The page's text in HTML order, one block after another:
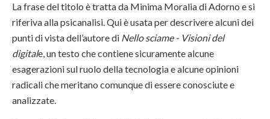
La frase del titolo è tratta da Minima Moralia di Adorno e si
riferiva alla psicanalisi. Qui è usata per descrivere alcuni dei
punti di vista dell’autore di Nello sciame - Visioni del
digitale, un testo che contiene sicuramente alcune
esagerazioni sul ruolo della tecnologia e alcune opinioni
radicali che meritano comunque di essere conosciute e
analizzate.